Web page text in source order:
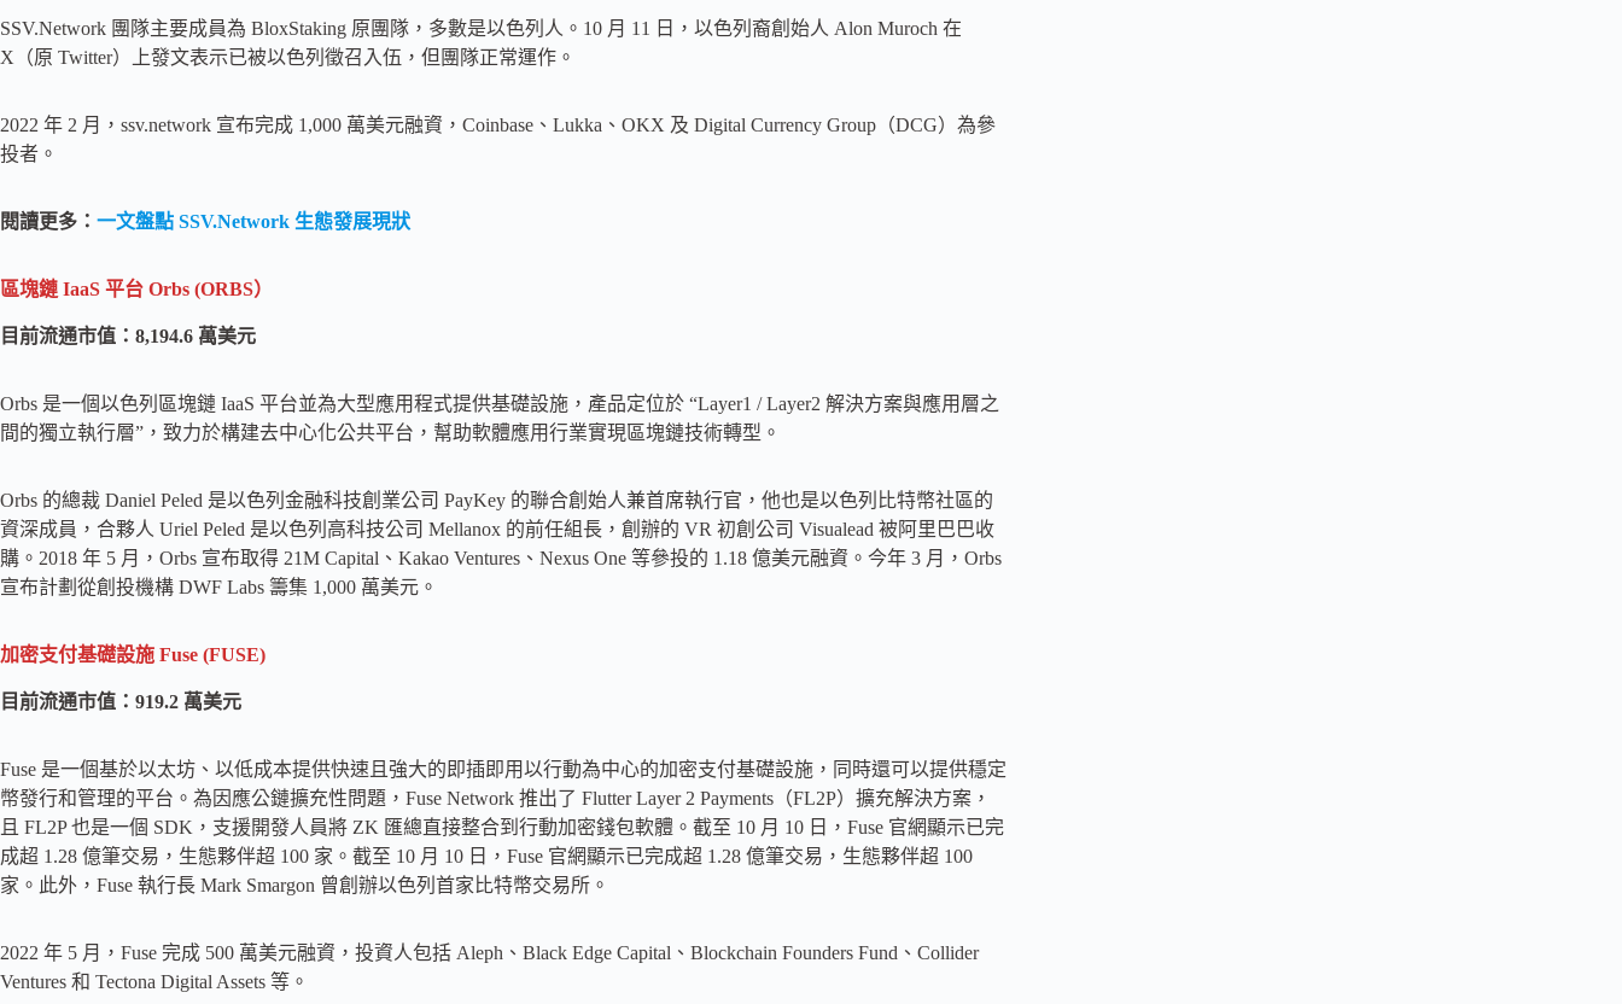
SSV.Network 團隊主要成員為 BloxStaking 原團隊，多數是以色列人。10 月 11 日，以色列裔創始人 Alon Muroch 在
X（原 Twitter）上發文表示已被以色列徵召入伍，但團隊正常運作。
2022 年 2 月，ssv.network 宣布完成 1,000 萬美元融資，Coinbase、Lukka、OKX 及 Digital Currency Group（DCG）為參
投者。
閱讀更多： 一文盤點 SSV.Network 生態發展現狀
區塊鏈 IaaS 平台 Orbs (ORBS）
目前流通市值：8,194.6 萬美元
Orbs 是一個以色列區塊鏈 IaaS 平台並為大型應用程式提供基礎設施，產品定位於 “Layer1 / Layer2 解決方案與應用層之
間的獨立執行層”，致⼒於構建去中⼼化公共平台，幫助軟體應⽤⾏業實現區塊鏈技術轉型。
Orbs 的總裁 Daniel Peled 是以色列金融科技創業公司 PayKey 的聯合創始人兼首席執行官，他也是以色列比特幣社區的
資深成員，合夥人 Uriel Peled 是以色列高科技公司 Mellanox 的前任組長，創辦的 VR 初創公司 Visualead 被阿里巴巴收
購。2018 年 5 月，Orbs 宣布取得 21M Capital、Kakao Ventures、Nexus One 等參投的 1.18 億美元融資。今年 3 月，Orbs
宣布計劃從創投機構 DWF Labs 籌集 1,000 萬美元。
加密支付基礎設施 Fuse (FUSE)
目前流通市值：919.2 萬美元
Fuse 是一個基於以太坊、以低成本提供快速且強大的即插即用以行動為中心的加密支付基礎設施，同時還可以提供穩定
幣發行和管理的平台。為因應公鏈擴充性問題，Fuse Network 推出了 Flutter Layer 2 Payments（FL2P）擴充解決方案，
且 FL2P 也是一個 SDK，支援開發人員將 ZK 匯總直接整合到行動加密錢包軟體。截至 10 月 10 日，Fuse 官網顯示已完
成超 1.28 億筆交易，生態夥伴超 100 家。截至 10 月 10 日，Fuse 官網顯示已完成超 1.28 億筆交易，生態夥伴超 100
家。此外，Fuse 執行長 Mark Smargon 曾創辦以色列首家比特幣交易所。
2022 年 5 月，Fuse 完成 500 萬美元融資，投資人包括 Aleph、Black Edge Capital、Blockchain Founders Fund、Collider
Ventures 和 Tectona Digital Assets 等。